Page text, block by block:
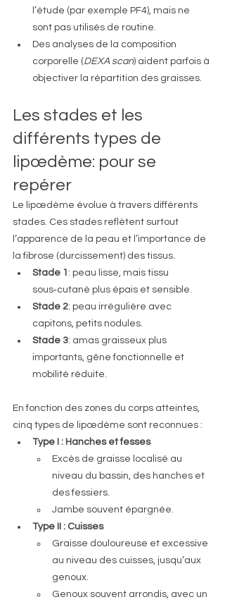
l’étude (par exemple PF4), mais ne
sont pas utilisés de routine.
Des analyses de la composition
corporelle (DEXA scan) aident parfois à
objectiver la répartition des graisses.
Les stades et les
différents types de
lipœdème: pour se
repérer
Le lipœdème évolue à travers différents
stades. Ces stades reflètent surtout
l’apparence de la peau et l’importance de
la fibrose (durcissement) des tissus.
Stade 1 : peau lisse, mais tissu
sous‑cutané plus épais et sensible.
Stade 2: peau irrégulière avec
capitons, petits nodules.
Stade 3: amas graisseux plus
importants, gêne fonctionnelle et
mobilité réduite.
En fonction des zones du corps atteintes,
cinq types de lipœdème sont reconnues :
Type I : Hanches et fesses
Excès de graisse localisé au
niveau du bassin, des hanches et
des fessiers.
Jambe souvent épargnée.
Type II : Cuisses
Graisse douloureuse et excessive
au niveau des cuisses, jusqu’aux
genoux.
Genoux souvent arrondis, avec un